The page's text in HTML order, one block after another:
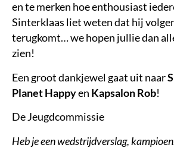
en te merken hoe enthousiast
Sinterklaas liet weten dat hij
terugkomt… we hopen jullie dan
zien!
Een groot dankjewel gaat uit naar
Planet Happyen Kapsalon Rob!
De Jeugdcommissie
Heb je een wedstrijdverslag,